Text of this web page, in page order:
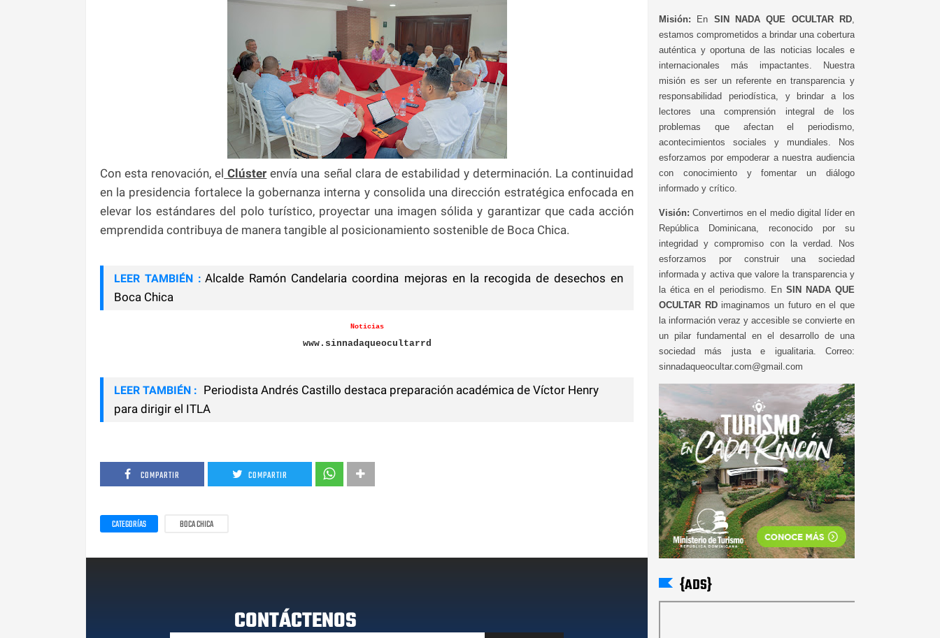
Con esta renovación, el Clúster envía una señal clara de estabilidad y determinación. La continuidad
en la presidencia fortalece la gobernanza interna y consolida una dirección estratégica enfocada en
elevar los estándares del polo turístico, proyectar una imagen sólida y garantizar que cada acción
emprendida contribuya de manera tangible al posicionamiento sostenible de Boca Chica.
LEER TAMBIÉN : Alcalde Ramón Candelaria coordina mejoras en la recogida de desechos en
Boca Chica
Noticias
www.sinnadaqueocultarrd
LEER TAMBIÉN : Periodista Andrés Castillo destaca preparación académica de Víctor Henry
para dirigir el ITLA
COMPARTIR COMPARTIR
CATEGORÍAS BOCA CHICA
CONTÁCTENOS
Misión: En SIN NADA QUE OCULTAR RD
estamos comprometidos a brindar una cobertura
auténtica y oportuna de las noticias locales e
internacionales más impactantes. Nuestra
misión es ser un referente en transparencia y
responsabilidad periodística, y brindar a los
lectores una comprensión integral de los
problemas que afectan el periodismo,
acontecimientos sociales y mundiales. Nos
esforzamos por empoderar a nuestra audiencia
con conocimiento y fomentar un diálogo
informado y crítico.
Visión: Convertirnos en el medio digital líder en
República Dominicana, reconocido por su
integridad y compromiso con la verdad. Nos
esforzamos por construir una sociedad
informada y activa que valore la transparencia y
la ética en el periodismo. En SIN NADA QUE
OCULTAR RDimaginamos un futuro en el que
la información veraz y accesible se convierte en
un pilar fundamental en el desarrollo de una
sociedad más justa e igualitaria. Correo:
sinnadaqueocultar.com@gmail.com
{ADS}